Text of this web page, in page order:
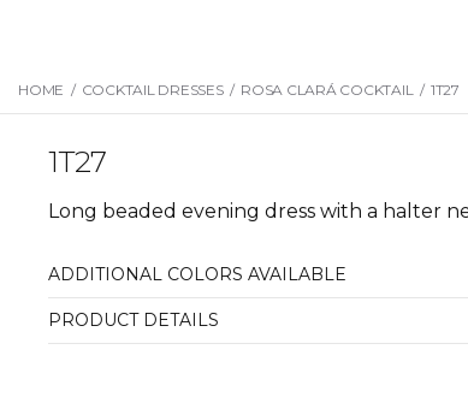
HOME / COCKTAIL DRESSES / ROSA CLARÁ COCKTAIL / 1T27
1T27
Long beaded evening dress with a halter
ADDITIONAL COLORS AVAILABLE
PRODUCT DETAILS